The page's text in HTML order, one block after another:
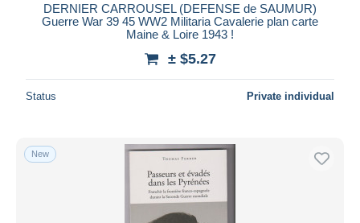
DERNIER CARROUSEL (DEFENSE de SAUMUR)
Guerre War 39 45 WW2 Militaria Cavalerie plan carte
Maine & Loire 1943 !
± $5.27
Status Private individual
New